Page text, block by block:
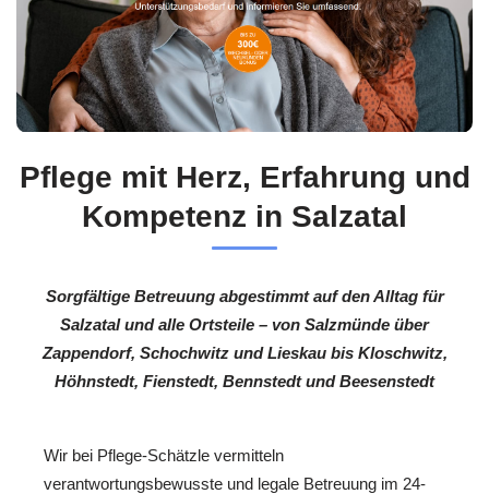
Pflege mit Herz, Erfahrung und
Kompetenz in Salzatal
Sorgfältige Betreuung abgestimmt auf den Alltag für
Salzatal und alle Ortsteile – von Salzmünde über
Zappendorf, Schochwitz und Lieskau bis Kloschwitz,
Höhnstedt, Fienstedt, Bennstedt und Beesenstedt
Wir bei Pflege-Schätzle vermitteln
verantwortungsbewusste und legale Betreuung im 24-